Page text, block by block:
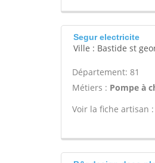
Segur electricite
Ville : Bastide st
Département: 81
Métiers : Pompe à
Voir la fiche artisan :